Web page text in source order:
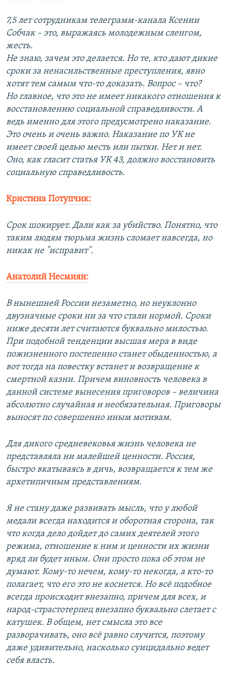
7,5 лет сотрудникам телеграмм-канала Ксении
Собчак – это, выражаясь молодежным сленгом,
жесть.
Не знаю, зачем это делается. Но те, кто дают дикие
сроки за ненасильственные преступления, явно
хотят тем самым что-то доказать. Вопрос – что?
Но главное, что это не имеет никакого отношения к
восстановлению социальной справедливости. А
ведь именно для этого предусмотрено наказание.
Это очень и очень важно. Наказание по УК не
имеет своей целью месть или пытки. Нет и нет.
Оно, как гласит статья УК 43, должно восстановить
социальную справедливость.
Кристина Потупчик:
Срок шокирует. Дали как за убийство. Понятно, что
таким людям тюрьма жизнь сломает навсегда, но
никак не "исправит".
Анатолий Несмиян:
В нынешней России незаметно, но неуклонно
двузначные сроки ни за что стали нормой. Сроки
ниже десяти лет считаются буквально милостью.
При подобной тенденции высшая мера в виде
пожизненного постепенно станет обыденностью, а
вот тогда на повестку встанет и возвращение к
смертной казни. Причем виновность человека в
данной системе вынесения приговоров – величина
абсолютно случайная и необязательная. Приговоры
выносят по совершенно иным мотивам.
Для дикого средневековья жизнь человека не
представляла ни малейшей ценности. Россия,
быстро вкатываясь в дичь, возвращается к тем же
архетипичным представлениям.
Я не стану даже развивать мысль, что у любой
медали всегда находится и оборотная сторона, так
что когда дело дойдет до самих деятелей этого
режима, отношение к ним и ценности их жизни
вряд ли будет иным. Они просто пока об этом не
думают. Кому-то нечем, кому-то некогда, а кто-то
полагает, что его это не коснется. Но всё подобное
всегда происходит внезапно, причем для всех, и
народ-страстотерпец внезапно буквально слетает с
катушек. В общем, нет смысла это все
разворачивать, оно всё равно случится, поэтому
даже удивительно, насколько суицидально ведет
себя власть.